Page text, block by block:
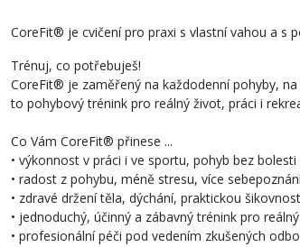
CoreFit® je cvičení pro praxi s vlastní vahou a s
Trénuj, co potřebuješ!
CoreFit® je zaměřený na každodenní pohyby,
to pohybový trénink pro reálný život, práci i
Co Vám CoreFit® přinese ...
• výkonnost v práci i ve sportu, pohyb bez
• radost z pohybu, méně stresu, více
• zdravé držení těla, dýchání, praktickou
• jednoduchý, účinný a zábavný trénink pro
• profesionální péči pod vedením zkušených